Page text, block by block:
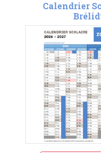
Calendrier